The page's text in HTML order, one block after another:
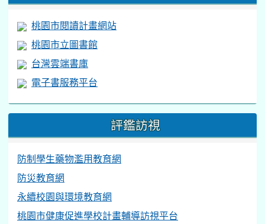
桃園市閱讀計畫網站
桃園市立圖書館
台灣雲端書庫
電子書服務平台
評鑑訪視
防制學生藥物濫用教育網
防災教育網
永續校園與環境教育網
桃園市健康促進學校計畫輔導訪視平台